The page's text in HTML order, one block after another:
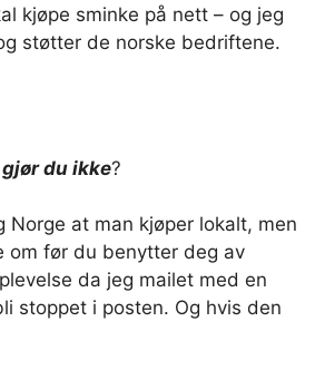
kjøpe sminke på nett – og jeg
støtter de norske bedriftene.
gjør du ikke?
at man kjøper lokalt, men
om før du benytter deg av
da jeg mailet med en
stoppet i posten. Og hvis den